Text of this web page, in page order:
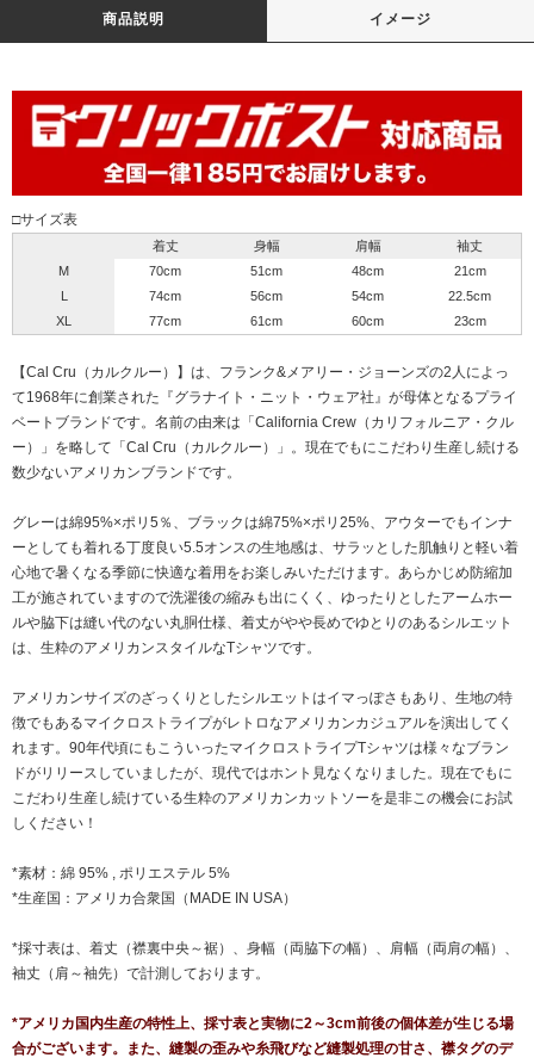
商品説明 イメージ
□サイズ表
着丈 身幅 肩幅
袖丈
M
70cm 51cm 48cm
21cm
L
74cm 56cm 54cm
22.5cm
XL
77cm 61cm 60cm 23cm
【Cal Cru（カルクルー）】は、フランク&メアリー・ジョーンズの2人によっ
て1968年に創業された『グラナイト・ニット・ウェア社』が母体となるプライ
ベートブランドです。名前の由来は「California Crew（カリフォルニア・クル
ー）」を略して「Cal Cru（カルクルー）」。現在でも にこだわり生産し続ける
数少ないアメリカンブランドです。
グレーは綿95%×ポリ5％、ブラックは綿75%×ポリ25%、アウターでもインナ
ーとしても着れる丁度良い5.5オンスの生地感は、サラッとした肌触りと軽い着
心地で暑くなる季節に快適な着用をお楽しみいただけます。あらかじめ防縮加
工が施されていますので洗濯後の縮みも出にくく、ゆったりとしたアームホー
ルや脇下は縫い代のない丸胴仕様、着丈がやや長めでゆとりのあるシルエット
は、生粋のアメリカンスタイルなTシャツです。
アメリカンサイズのざっくりとしたシルエットはイマっぽさもあり、生地の特
徴でもあるマイクロストライプがレトロなアメリカンカジュアルを演出してく
れます。90年代頃にもこういったマイクロストライプTシャツは様々なブラン
ドがリリースしていましたが、現代ではホント見なくなりました。現在でも に
こだわり生産し続けている生粋のアメリカンカットソーを是非この機会にお試
しください！
*素材：綿 95% , ポリエステル 5%
*生産国：アメリカ合衆国（MADE IN USA）
*採寸表は、着丈（襟裏中央～裾）、身幅（両脇下の幅）、肩幅（両肩の幅）、
袖丈（肩～袖先）で計測しております。
*アメリカ国内生産の特性上、採寸表と実物に2～3cm前後の個体差が生じる場
合がございます。また、縫製の歪みや糸飛びなど縫製処理の甘さ、襟タグのデ